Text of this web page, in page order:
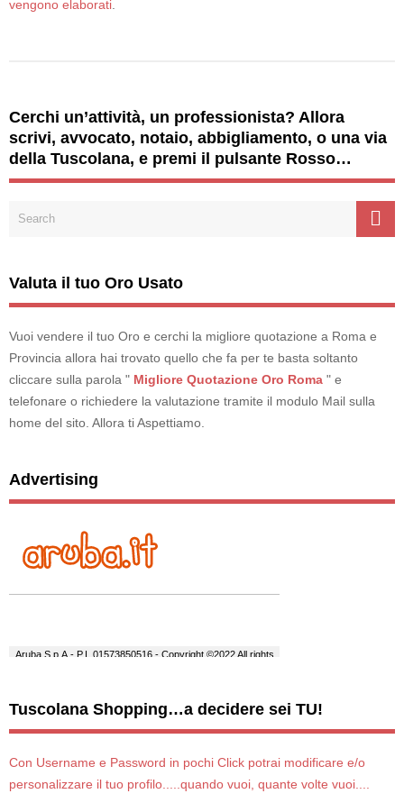
vengono elaborati
Cerchi un’attività, un professionista? Allora
scrivi, avvocato, notaio, abbigliamento, o una via
della Tuscolana, e premi il pulsante Rosso…
Valuta il tuo Oro Usato
Vuoi vendere il tuo Oro e cerchi la migliore quotazione a Roma e
Provincia allora hai trovato quello che fa per te basta soltanto
cliccare sulla parola " Migliore Quotazione Oro Roma " e
telefonare o richiedere la valutazione tramite il modulo Mail sulla
home del sito. Allora ti Aspettiamo.
Advertising
Tuscolana Shopping…a decidere sei TU!
Con Username e Password in pochi Click potrai modificare e/o
personalizzare il tuo profilo.....quando vuoi, quante volte vuoi....